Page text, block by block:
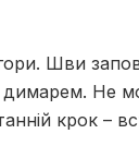
Шви
димарем. Не
крок –